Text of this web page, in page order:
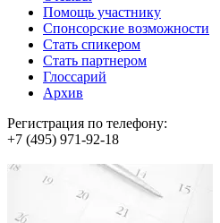
Помощь участнику
Спонсорские возможности
Стать спикером
Стать партнером
Глоссарий
Архив
Регистрация по телефону:
+7 (495) 971-92-18